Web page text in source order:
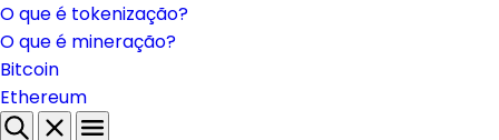
O que é tokenização?
O que é mineração?
Bitcoin
Ethereum